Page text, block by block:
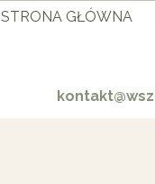
STRONA GŁÓWNA